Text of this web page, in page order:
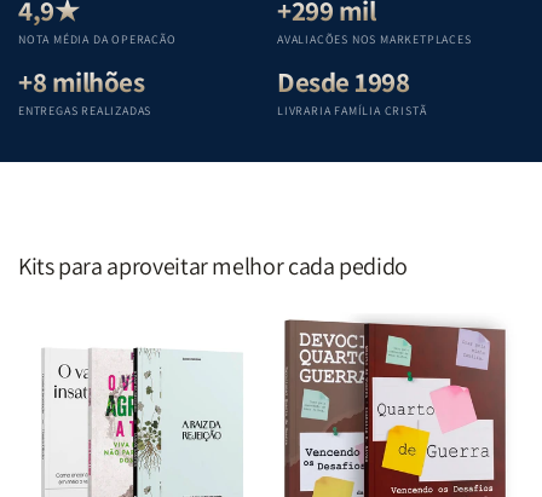
Penkal
Penkal
Penkal
4,9★
NOTA MÉDIA DA OPERAÇÃO
+299 mil
AVALIAÇÕES NOS MARKETPLACES
+8 milhões
ENTREGAS REALIZADAS
Desde 1998
LIVRARIA FAMÍLIA CRISTÃ
Kits para aproveitar melhor cada pedido